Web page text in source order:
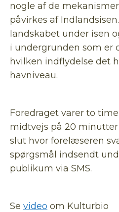
nogle af de
påvirkes af
landskabet under isen
i undergrunden som er
hvilken indflydelse det
havniveau.
Foredraget varer to
midtvejs på 20 minutter
slut hvor forelæseren
spørgsmål indsendt
publikum via SMS.
Se video om Kulturbio